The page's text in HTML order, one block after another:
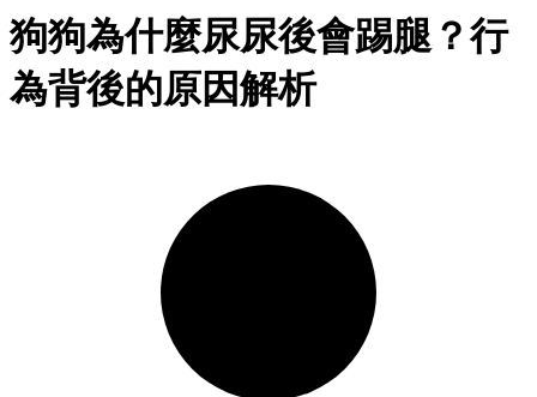
狗狗為什麼尿尿後會踢腿？行
為背後的原因解析